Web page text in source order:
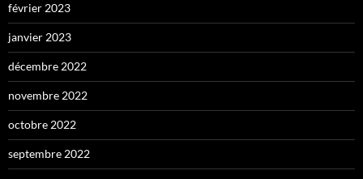
février 2023
janvier 2023
décembre 2022
novembre 2022
octobre 2022
septembre 2022